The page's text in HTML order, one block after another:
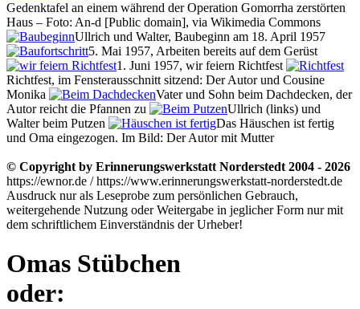
Gedenktafel an einem während der Operation Gomorrha zerstörten
Haus – Foto: An-d [Public domain], via Wikimedia Commons
Ullrich und Walter, Baubeginn am 18. April 1957
5. Mai 1957, Arbeiten bereits auf dem Gerüst
1. Juni 1957, wir feiern Richtfest
Richtfest, im Fensterausschnitt sitzend: Der Autor und Cousine
Monika
Vater und Sohn beim Dachdecken, der
Autor reicht die Pfannen zu
Ullrich (links) und
Walter beim Putzen
Das Häuschen ist fertig
und Oma eingezogen. Im Bild: Der Autor mit Mutter
© Copyright by Erinnerungswerkstatt Norderstedt 2004 - 2026
https://ewnor.de / https://www.erinnerungswerkstatt-norderstedt.de
Ausdruck nur als Leseprobe zum persönlichen Gebrauch,
weitergehende Nutzung oder Weitergabe in jeglicher Form nur mit
dem schriftlichem Einverständnis der Urheber!
Omas Stübchen
oder: